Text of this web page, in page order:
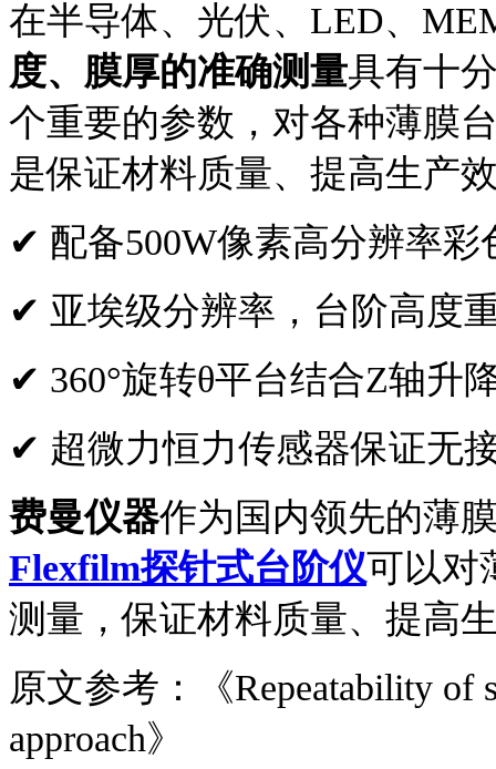
在半导体、光伏、 LED、
度、膜厚的准确测量具有十
个重要的参数，对各种薄膜
是保证材料质量、提高生产
✔ 配备500W像素高分辨率彩
✔ 亚埃级分辨率，台阶高度
✔ 360°旋转θ平台结合Z轴升
✔ 超微力恒力传感器保证无
费曼仪器作为国内领先的薄
Flexfilm探针式台阶仪可以对
测量，保证材料质量、提高
原文参考：《Repeatability of
approach》